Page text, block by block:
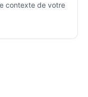
contexte de votre